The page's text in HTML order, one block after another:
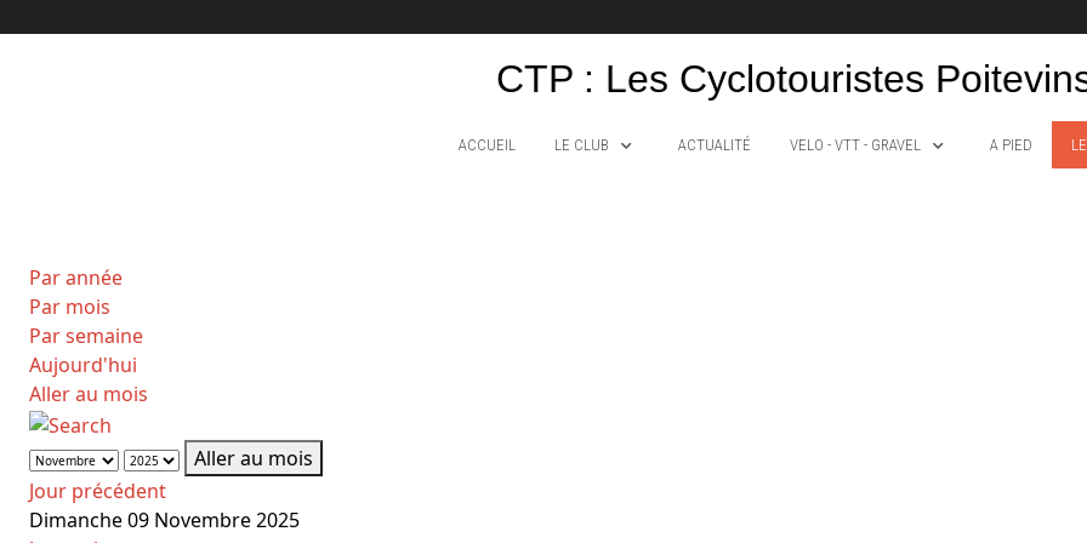
CTP : Les Cyclotouristes
ACCUEIL LE CLUB ACTUALITÉ VELO - VTT - GRAVEL A PIED
Par année
Par mois
Par semaine
Aujourd'hui
Aller au mois
Aller au mois
Jour précédent
Dimanche 09 Novembre 2025